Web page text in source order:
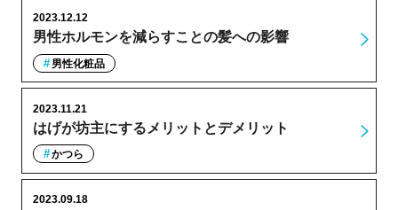
男性ホルモンを減らすことの髪への影響
2023.12.12
男性化粧品
はげが坊主にするメリットとデメリット
2023.11.21
かつら
2023.09.18